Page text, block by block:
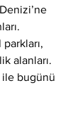
parkları,
alanları.
ile bugünü